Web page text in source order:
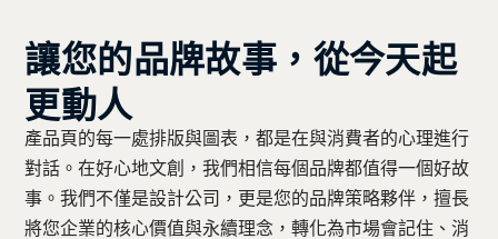
讓您的品牌故事，從今天起
更動人
產品頁的每一處排版與圖表，都是在與消費者的心理進行
對話。在好心地文創，我們相信每個品牌都值得一個好故
事。我們不僅是設計公司，更是您的品牌策略夥伴，擅長
將您企業的核心價值與永續理念，轉化為市場會記住、消